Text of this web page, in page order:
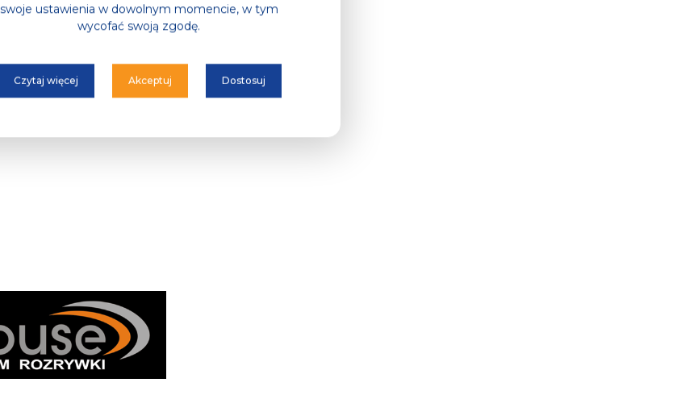
swoje ustawienia w dowolnym momencie, w tym
wycofać swoją zgodę.
Czytaj więcej Akceptuj Dostosuj